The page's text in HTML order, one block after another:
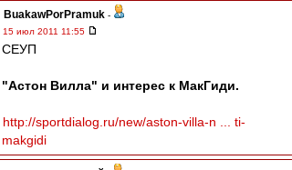
BuakawPorPramuk -
15 июл 2011 11:55
СЕУП
"Астон Вилла" и интерес к МакГиди.
http://sportdialog.ru/new/aston-villa-n ... ti-
makgidi